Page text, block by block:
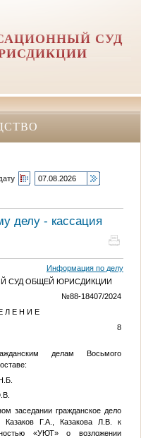
СУД
делу - кассация
Информация по делу
СУД ОБЩЕЙ ЮРИСДИКЦИИ
№88-18407/2024
Л Е Н И Е
8
делам Восьмого
заседании гражданское дело
Казаков Г.А. Казакова Л.В.
к
«УЮТ» о возложении